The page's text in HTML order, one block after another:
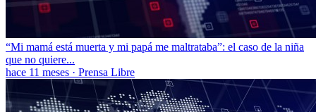
“Mi mamá está muerta y mi papá me maltrataba”: el caso de la niña
que no quiere...
hace 11 meses · Prensa Libre